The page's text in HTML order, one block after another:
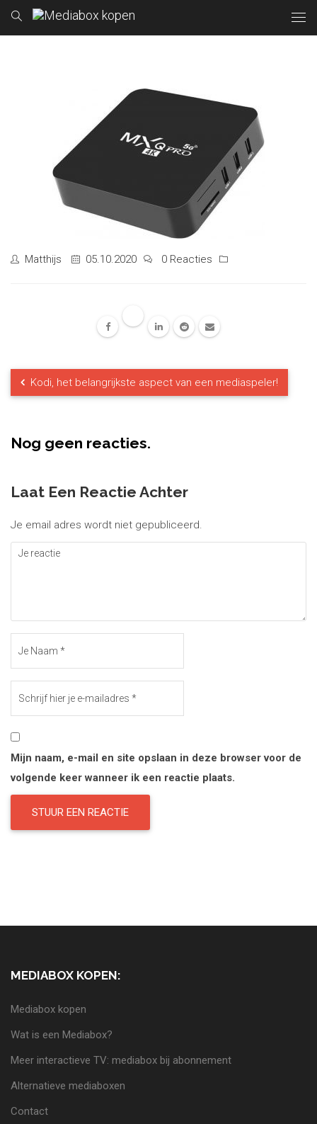
Matthijs 05.10.2020 0 Reacties
Kodi, het belangrijkste aspect van een mediaspeler!
Nog geen reacties.
Laat Een Reactie Achter
Je email adres wordt niet gepubliceerd.
Mijn naam, e-mail en site opslaan in deze browser voor de
volgende keer wanneer ik een reactie plaats.
MEDIABOX KOPEN:
Mediabox kopen
Wat is een Mediabox?
Meer interactieve TV: mediabox bij abonnement
Alternatieve mediaboxen
Contact